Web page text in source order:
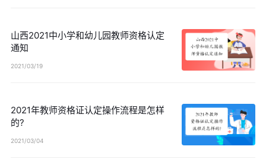
山西2021中小学和幼儿园教师资格认定
通知
2021/03/19
2021年教师资格证认定操作流程是怎样
的?
2021/03/04